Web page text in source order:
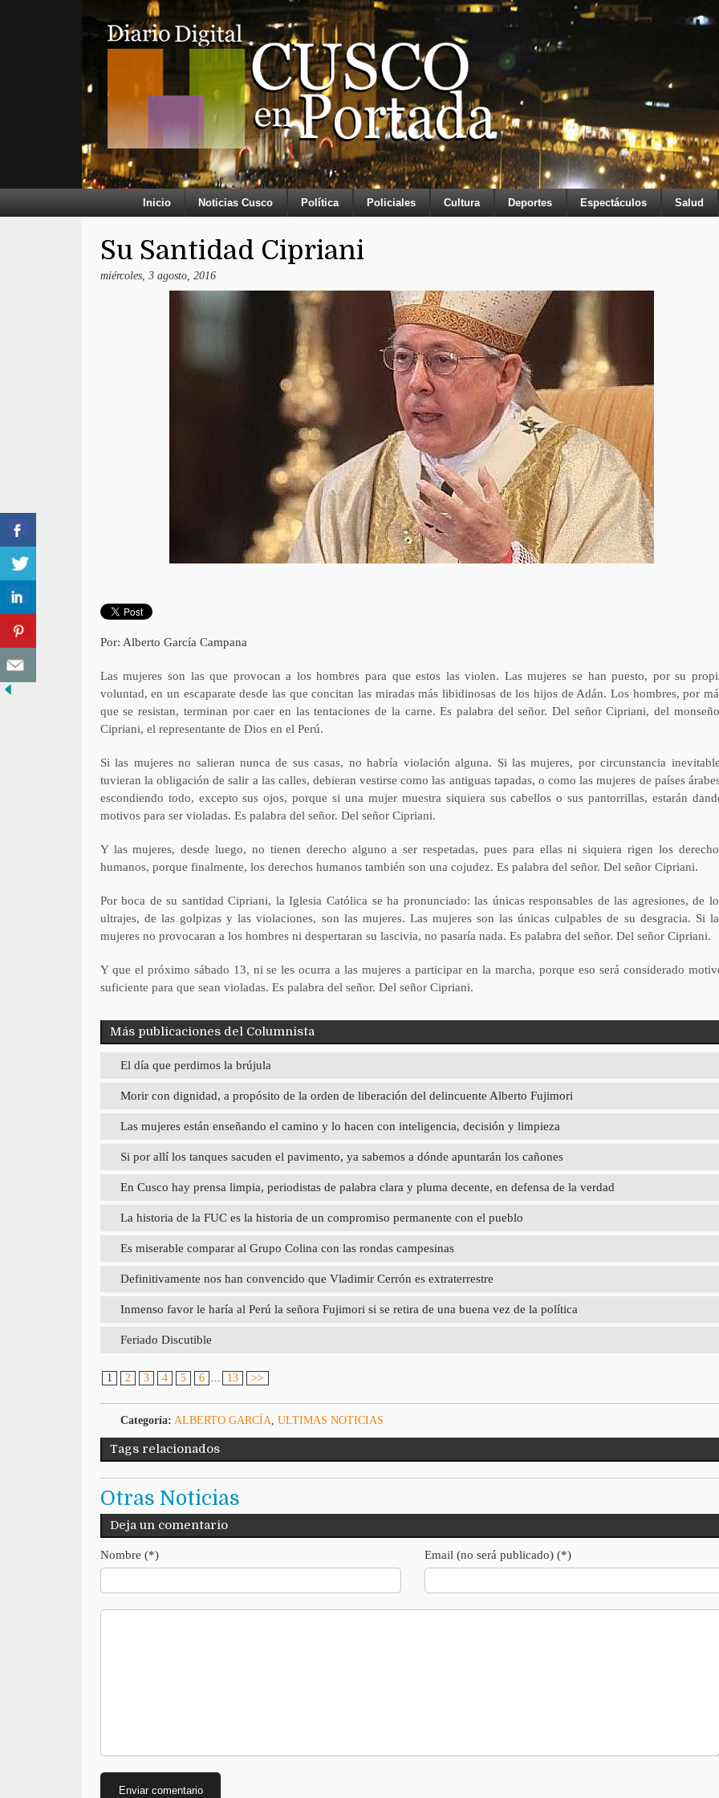
Inicio Noticias Cusco Política Policiales Cultura Deportes Espectáculos Salud
Su Santidad Cipriani
miércoles, 3 agosto, 2016
Por: Alberto García Campana
Las mujeres son las que provocan a los hombres para que estos las violen. Las mujeres se han puesto, por su
voluntad, en un escaparate desde las que concitan las miradas más libidinosas de los hijos de Adán. Los hombres, por
que se resistan, terminan por caer en las tentaciones de la carne.Es palabra del señor. Del señor Cipriani, del
Cipriani, el representante de Dios en el Perú.
Si las mujeres no salieran nunca de sus casas, no habría violación alguna. Si las mujeres, por circunstancia
tuvieran la obligación de salir a las calles, debieran vestirse como las antiguas tapadas, o como las mujeres de países
escondiendo todo, excepto sus ojos, porque si una mujer muestra siquiera sus cabellos o sus pantorrillas, estarán
motivos para ser violadas. Es palabra del señor. Del señor Cipriani.
Y las mujeres, desde luego, no tienen derecho alguno a ser respetadas, pues para ellas ni siquiera rigen los
humanos, porque finalmente, los derechos humanos también son una cojudez. Es palabra del señor. Del señor Cipriani.
Por boca de su santidad Cipriani, la Iglesia Católica se ha pronunciado: las únicas responsables de las agresiones, de
ultrajes, de las golpizas y las violaciones, son las mujeres. Las mujeres son las únicas culpables de su desgracia. Si
mujeres no provocaran a los hombres ni despertaran su lascivia, no pasaría nada. Es palabra del señor. Del señor Cipriani.
Y que el próximo sábado 13, ni se les ocurra a las mujeres a participar en la marcha, porque eso será considerado
suficiente para que sean violadas. Es palabra del señor. Del señor Cipriani.
Más publicaciones del Columnista
El día que perdimos la brújula
Morir con dignidad, a propósito de la orden de liberación del delincuente Alberto Fujimori
Las mujeres están enseñando el camino y lo hacen con inteligencia, decisión y limpieza
Si por allí los tanques sacuden el pavimento, ya sabemos a dónde apuntarán los cañones
En Cusco hay prensa limpia, periodistas de palabra clara y pluma decente, en defensa de la verdad
La historia de la FUC es la historia de un compromiso permanente con el pueblo
Es miserable comparar al Grupo Colina con las rondas campesinas
Definitivamente nos han convencido que Vladimir Cerrón es extraterrestre
Inmenso favor le haría al Perú la señora Fujimori si se retira de una buena vez de la política
Feriado Discutible
1 2 3 4 5 6 13 >>
Categoría: ALBERTO GARCÍA ULTIMAS NOTICIAS
Tags relacionados
Otras Noticias
Deja un comentario
Nombre (*) Email (no será publicado) (*)